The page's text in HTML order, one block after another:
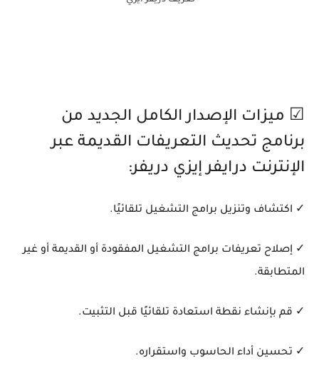
☑ ميزات الإصدار الكامل الجديد من
برنامج تحديث التعريفات القديمة عبر
الإنترنت درايفر إيزي دريفر:
✓ اكتشاف وتنزيل برامج التشغيل تلقائيًا.
✓ إصلاح تعريفات برامج التشغيل المفقودة أو القديمة أو غير
المتطابقة.
✓ قم بإنشاء نقطة استعادة تلقائيًا قبل التثبيت.
✓ تحسين أداء الحاسوب واستقراره.